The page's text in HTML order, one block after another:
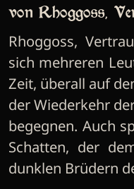
von Rhoggoss,
Rhoggoss,
sich mehreren
Zeit, überall auf
der Wiederkehr
begegnen. Auch
Schatten, der
dunklen Brüdern